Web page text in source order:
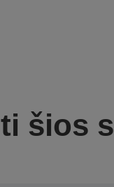
šios